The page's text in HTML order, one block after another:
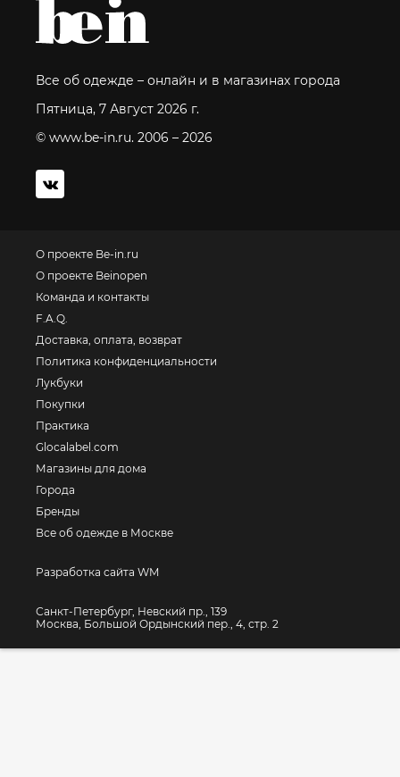
Все об одежде – онлайн и в магазинах города
Пятница, 7 Август 2026 г.
© www.be-in.ru. 2006 – 2026
О проекте Be-in.ru
О проекте Beinopen
Команда и контакты
F.A.Q.
Доставка, оплата, возврат
Политика конфиденциальности
Лукбуки
Покупки
Практика
Glocalabel.com
Магазины для дома
Города
Бренды
Все об одежде в Москве
Разработка сайта WM
Санкт-Петербург, Невский пр., 139
Москва, Большой Ордынский пер., 4, стр. 2